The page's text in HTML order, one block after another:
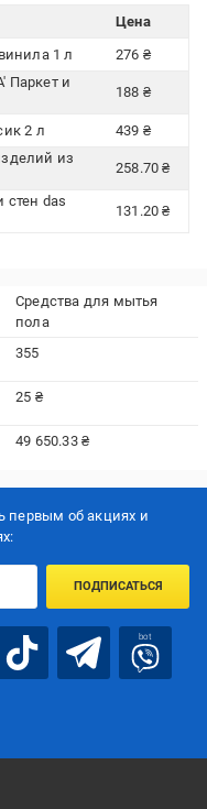
Цена
1 л
276 ₴
Паркет и
188 ₴
2 л
439 ₴
из
258.70 ₴
стен das
131.20 ₴
Средства для мытья
пола
355
25 ₴
49 650.33 ₴
первым об акцияx и
ПОДПИСАТЬСЯ
bot